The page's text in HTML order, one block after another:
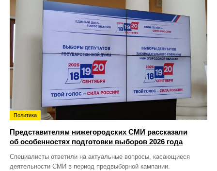
Политика
Представителям нижегородских СМИ рассказали
об особенностях подготовки выборов 2026 года
Специалисты ответили на актуальные вопросы, касающиеся
деятельности СМИ в период предвыборной кампании.